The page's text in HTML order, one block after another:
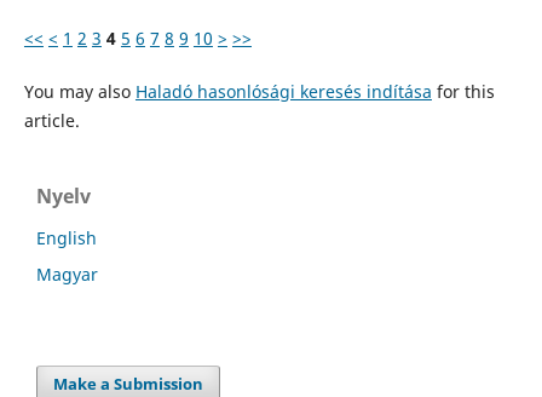
<< < 1 2 3 4 5 6 7 8 9 10 > >>
You may also Haladó hasonlósági keresés indítása for this
article.
Nyelv
English
Magyar
Make a Submission